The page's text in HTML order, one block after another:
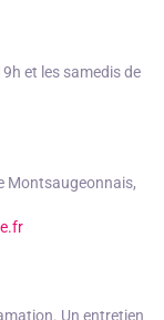
et les samedis de
Montsaugeonnais,
Un entretien